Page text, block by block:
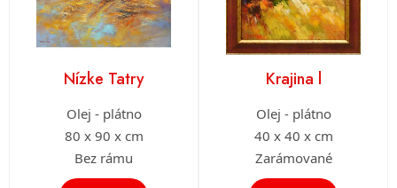
Nízke Tatry
Olej - plátno
80 x 90 x cm
Bez rámu
Krajina l
Olej - plátno
40 x 40 x cm
Zarámované